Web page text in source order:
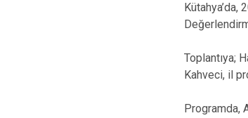
Kütahya’da,
Toplantıya;
Kahveci, il
Programda,